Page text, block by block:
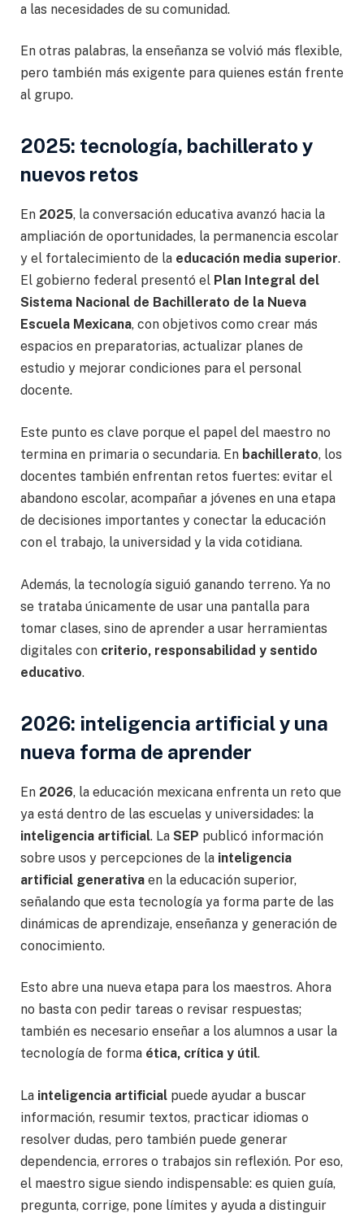
a las necesidades de su comunidad.
En otras palabras, la enseñanza se volvió más flexible,
pero también más exigente para quienes están frente
al grupo.
2025: tecnología, bachillerato y
nuevos retos
En 2025, la conversación educativa avanzó hacia la
ampliación de oportunidades, la permanencia escolar
y el fortalecimiento de la educación media superior.
El gobierno federal presentó el Plan Integral del
Sistema Nacional de Bachillerato de la Nueva
Escuela Mexicana, con objetivos como crear más
espacios en preparatorias, actualizar planes de
estudio y mejorar condiciones para el personal
docente.
Este punto es clave porque el papel del maestro no
termina en primaria o secundaria. En bachillerato, los
docentes también enfrentan retos fuertes: evitar el
abandono escolar, acompañar a jóvenes en una etapa
de decisiones importantes y conectar la educación
con el trabajo, la universidad y la vida cotidiana.
Además, la tecnología siguió ganando terreno. Ya no
se trataba únicamente de usar una pantalla para
tomar clases, sino de aprender a usar herramientas
digitales con criterio, responsabilidad y sentido
educativo.
2026: inteligencia artificial y una
nueva forma de aprender
En 2026, la educación mexicana enfrenta un reto que
ya está dentro de las escuelas y universidades: la
inteligencia artificial. La SEP publicó información
sobre usos y percepciones de la inteligencia
artificial generativa en la educación superior,
señalando que esta tecnología ya forma parte de las
dinámicas de aprendizaje, enseñanza y generación de
conocimiento.
Esto abre una nueva etapa para los maestros. Ahora
no basta con pedir tareas o revisar respuestas;
también es necesario enseñar a los alumnos a usar la
tecnología de forma ética, crítica y útil.
La inteligencia artificial puede ayudar a buscar
información, resumir textos, practicar idiomas o
resolver dudas, pero también puede generar
dependencia, errores o trabajos sin reflexión. Por eso,
el maestro sigue siendo indispensable: es quien guía,
pregunta, corrige, pone límites y ayuda a distinguir